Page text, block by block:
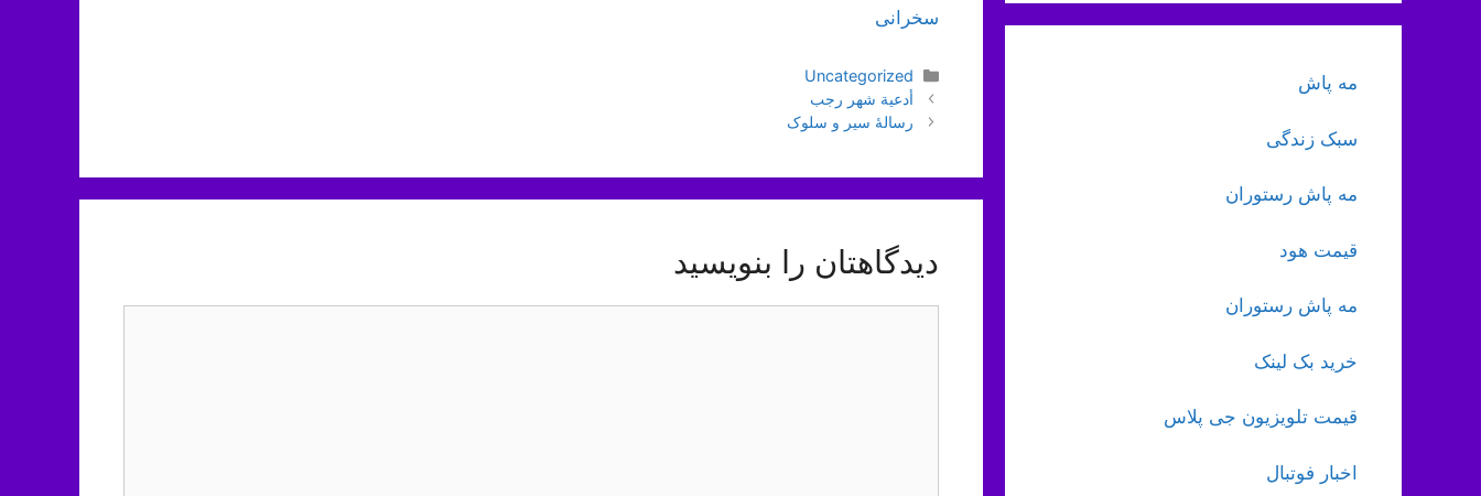
سخرانی
دسته‌ها
Uncategorized
ناوبری
نوشته‌ها
أدعية شهر رجب
رسالۀ سیر و سلوک
دیدگاهتان را بنویسید
مه پاش
سبک زندگی
مه پاش رستوران
قیمت هود
مه پاش رستوران
خرید بک لینک
قیمت تلویزیون جی پلاس
اخبار فوتبال